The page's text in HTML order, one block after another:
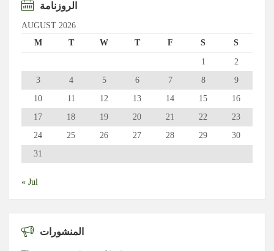
الروزنامة
AUGUST 2026
M
T W T F S S
1
2
3
4 5 6 7 8
9
10
11 12 13 14 15
16
17
18 19 20 21 22
23
24
25 26 27 28 29
30
31
« Jul
المنشورات